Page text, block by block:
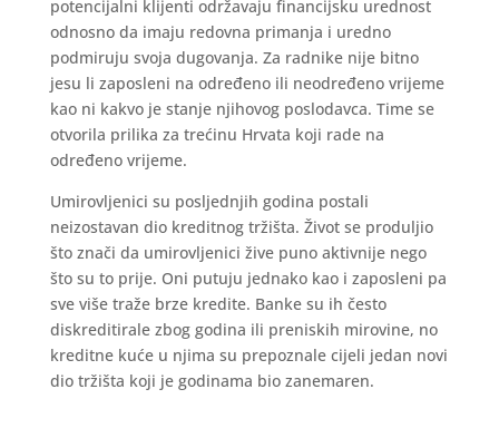
potencijalni klijenti održavaju financijsku urednost
odnosno da imaju redovna primanja i uredno
podmiruju svoja dugovanja. Za radnike nije bitno
jesu li zaposleni na određeno ili neodređeno vrijeme
kao ni kakvo je stanje njihovog poslodavca. Time se
otvorila prilika za trećinu Hrvata koji rade na
određeno vrijeme.
Umirovljenici su posljednjih godina postali
neizostavan dio kreditnog tržišta. Život se produljio
što znači da umirovljenici žive puno aktivnije nego
što su to prije. Oni putuju jednako kao i zaposleni pa
sve više traže brze kredite. Banke su ih često
diskreditirale zbog godina ili preniskih mirovine, no
kreditne kuće u njima su prepoznale cijeli jedan novi
dio tržišta koji je godinama bio zanemaren.